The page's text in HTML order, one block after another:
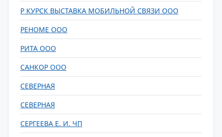
Р КУРСК ВЫСТАВКА МОБИЛЬНОЙ СВЯЗИ ООО
РЕНОМЕ ООО
РИТА ООО
САНКОР ООО
СЕВЕРНАЯ
СЕВЕРНАЯ
СЕРГЕЕВА Е. И. ЧП